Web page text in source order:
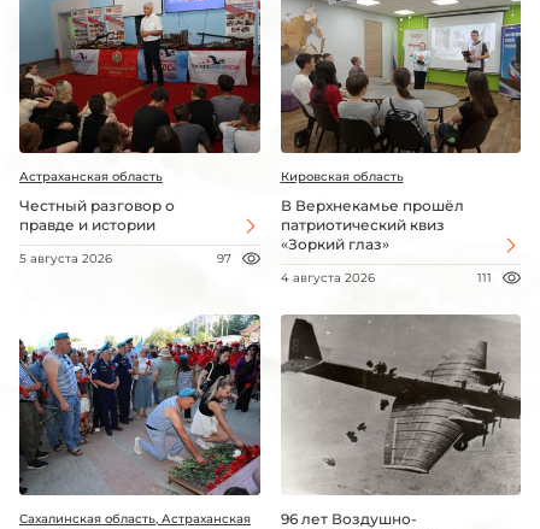
Астраханская область
Честный разговор о
правде и истории
5 августа 2026 97
Кировская область
В Верхнекамье прошёл
патриотический квиз
«Зоркий глаз»
4 августа 2026 111
Сахалинская область, Астраханская
96 лет Воздушно-